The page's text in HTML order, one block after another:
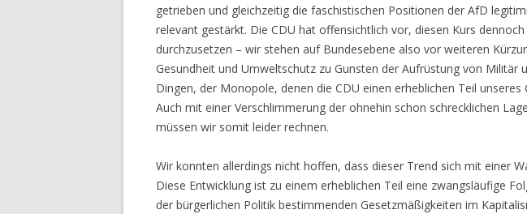
getrieben und gleichzeitig die faschistischen Positionen der AfD
relevant gestärkt. Die CDU hat offensichtlich vor, diesen Kurs dennoch
durchzusetzen – wir stehen auf Bundesebene also vor weiteren
Gesundheit und Umweltschutz zu Gunsten der Aufrüstung von Militär
Dingen, der Monopole, denen die CDU einen erheblichen Teil unseres
Auch mit einer Verschlimmerung der ohnehin schon schrecklichen
müssen wir somit leider rechnen.
Wir konnten allerdings nicht hoffen, dass dieser Trend sich mit einer
Diese Entwicklung ist zu einem erheblichen Teil eine zwangsläufige
der bürgerlichen Politik bestimmenden Gesetzmäßigkeiten im